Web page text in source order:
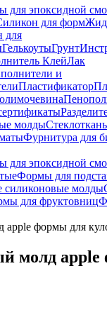
для эпоксидной
для форм
для
ГелькоутыГрунт
КлейЛак
и
Пластификатор
молды
Фурнитура для
для эпоксидной
Формы для
силиконовые молды
для фруктовниц
формы для
молд